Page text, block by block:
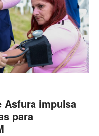
Asfura impulsa
para